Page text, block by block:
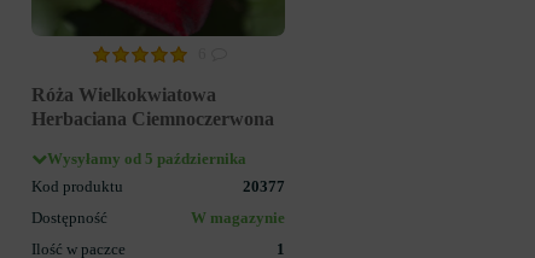
Róża Wielkokwiatowa
Herbaciana Ciemnoczerwona
Wysyłamy od 5 października
Kod produktu
20377
Dostępność
W magazynie
Ilość w paczce
1